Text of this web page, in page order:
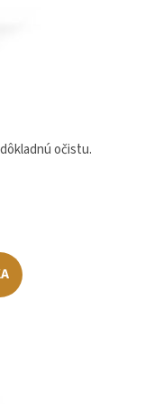
očistu.